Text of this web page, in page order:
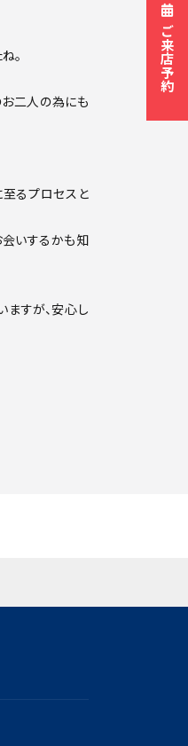
。
二人の為にも
るプロセスと
会いするかも知
ますが、安心し
ご来店予約